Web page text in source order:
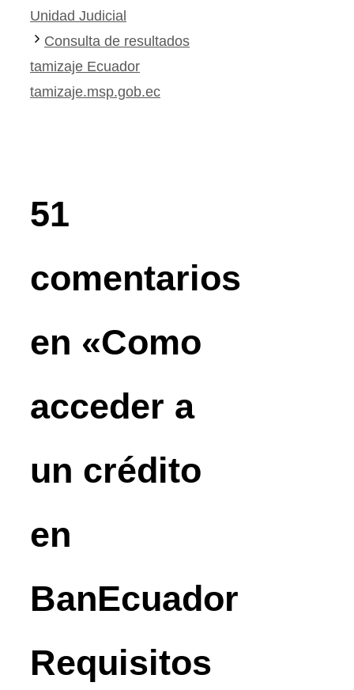
Unidad Judicial
Consulta de resultados
tamizaje Ecuador
tamizaje.msp.gob.ec
51
comentarios
en «Como
acceder a
un crédito
en
BanEcuador
Requisitos